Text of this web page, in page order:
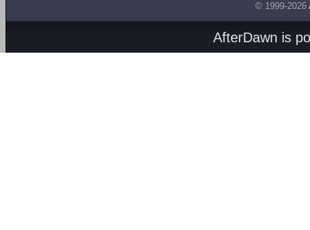
© 1999-2026
AfterDawn is